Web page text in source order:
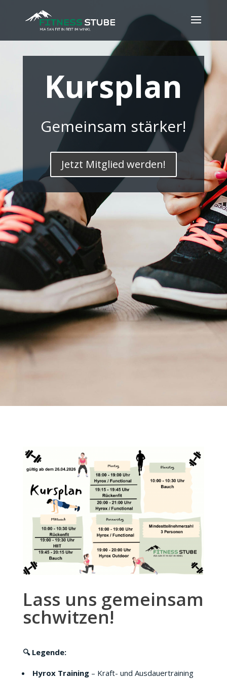
Kursplan
Gemeinsam stärker!
Jetzt Mitglied werden!
Lass uns gemeinsam
schwitzen!
🔍 Legende:
Hyrox Training– Kraft- und Ausdauertraining